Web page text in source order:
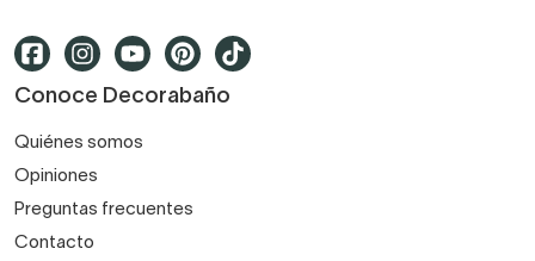
Conoce Decorabaño
Quiénes somos
Opiniones
Preguntas frecuentes
Contacto